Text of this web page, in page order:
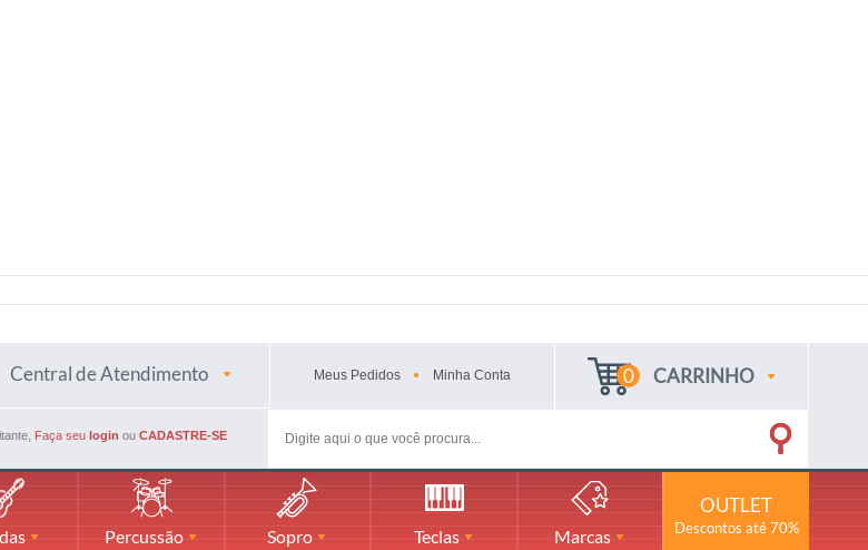
0 CARRINHO
Meus Pedidos Minha Conta
Central de Atendimento
Faça seu login ou CADASTRE-SE
Percussão Sopro Teclas Marcas
OUTLET
Descontos até 70%